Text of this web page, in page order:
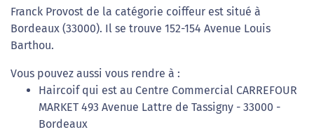
Franck Provost de la catégorie coiffeur est situé à
Bordeaux (33000). Il se trouve 152-154 Avenue Louis
Barthou.
Vous pouvez aussi vous rendre à :
Haircoif qui est au Centre Commercial CARREFOUR
MARKET 493 Avenue Lattre de Tassigny - 33000 -
Bordeaux